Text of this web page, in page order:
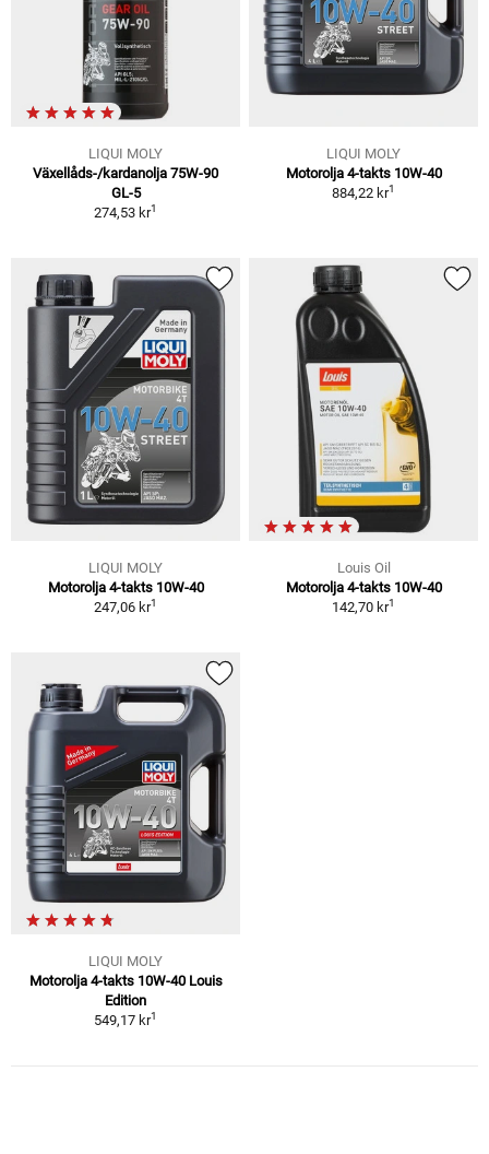
LIQUI MOLY
Växellåds-/kardanolja 75W-90
GL-5
274,53 kr1
LIQUI MOLY
Motorolja 4-takts 10W-40
884,22 kr1
LIQUI MOLY
Motorolja 4-takts 10W-40
247,06 kr1
Louis Oil
Motorolja 4-takts 10W-40
142,70 kr1
LIQUI MOLY
Motorolja 4-takts 10W-40 Louis
Edition
549,17 kr1